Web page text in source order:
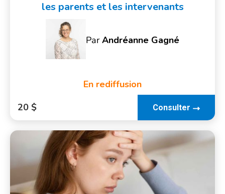
les parents et les intervenants
ParAndréanne Gagné
En rediffusion
20 $
Consulter